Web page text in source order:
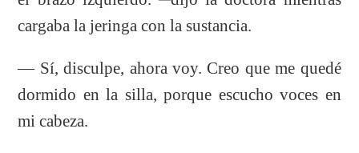
cargaba la jeringa con la sustancia.
— Sí, disculpe, ahora voy. Creo que me quedé
dormido en la silla, porque escucho voces en
mi cabeza.